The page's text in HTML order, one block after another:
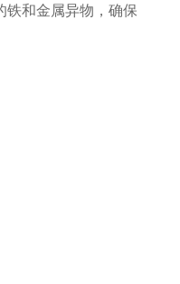
铁和金属异物，确保